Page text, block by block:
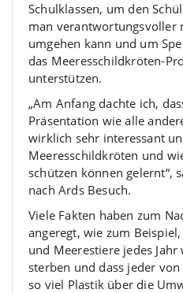
Schulklassen, um den
man verantwortungsvoller
umgehen kann und um
das Meeresschildkröten-
unterstützen.
„Am Anfang dachte ich,
Präsentation wie alle
wirklich sehr interessant
Meeresschildkröten und
schützen können gelernt“,
nach Ards Besuch.
Viele Fakten haben zum
angeregt, wie zum
und Meerestiere jedes
sterben und dass jeder
so viel Plastik über die